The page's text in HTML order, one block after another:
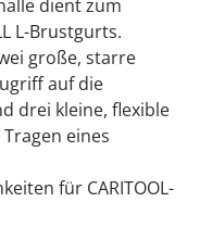
dient zum
L-Brustgurts.
große, starre
auf die
drei kleine, flexible
eines
für CARITOOL-